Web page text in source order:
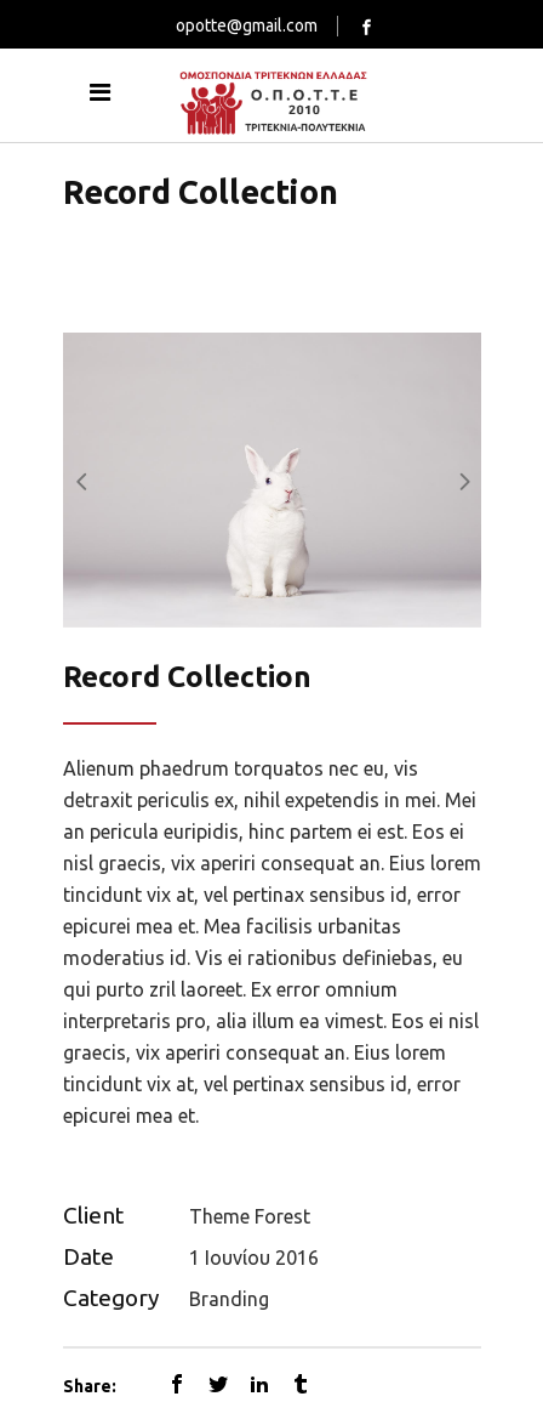
opotte@gmail.com
Record Collection
Record Collection
Alienum phaedrum torquatos nec eu, vis
detraxit periculis ex, nihil expetendis in mei. Mei
an pericula euripidis, hinc partem ei est. Eos ei
nisl graecis, vix aperiri consequat an. Eius lorem
tincidunt vix at, vel pertinax sensibus id, error
epicurei mea et. Mea facilisis urbanitas
moderatius id. Vis ei rationibus definiebas, eu
qui purto zril laoreet. Ex error omnium
interpretaris pro, alia illum ea vimest. Eos ei nisl
graecis, vix aperiri consequat an. Eius lorem
tincidunt vix at, vel pertinax sensibus id, error
epicurei mea et.
Client Theme Forest
Date 1 Ιουνίου 2016
Category Branding
Share: